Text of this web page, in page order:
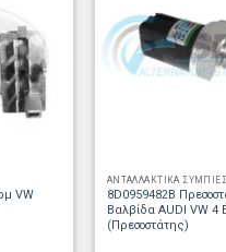
VW
ΑΝΤΑΛΛΑΚΤΙΚΑ
8D0959482B
Βαλβίδα AUDI VW 4
(Πρεσοστάτης)